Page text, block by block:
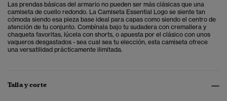
Las prendas básicas del armario no pueden ser más clásicas que una
camiseta de cuello redondo. La Camiseta Essential Logo se siente tan
cómoda siendo esa pieza base ideal para capas como siendo el centro de
atención de tu conjunto. Combínala bajo tu sudadera con cremallera y
chaqueta favoritas, lúcela con shorts, o apuesta por el clásico con unos
vaqueros desgastados - sea cual sea tu elección, esta camiseta ofrece
una versatilidad prácticamente ilimitada.
Talla y corte